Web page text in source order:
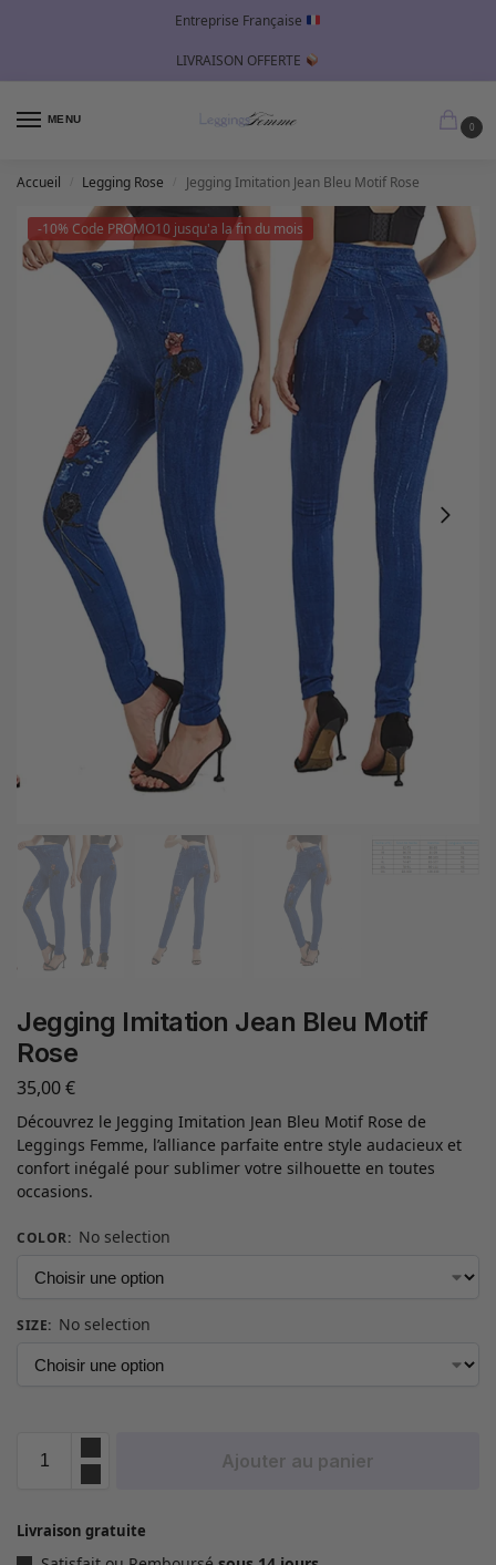
Entreprise Française
LIVRAISON OFFERTE
MENU
0
Accueil Legging Rose Jegging Imitation Jean Bleu Motif Rose
-10% Code PROMO10 jusqu'a la fin du mois
Jegging Imitation Jean Bleu Motif
Rose
35,00€
Découvrez le Jegging Imitation Jean Bleu Motif Rose de
Leggings Femme, l’alliance parfaite entre style audacieux et
confort inégalé pour sublimer votre silhouette en toutes
occasions.
COLOR: No selection
SIZE: No selection
Ajouter au panier
Livraison gratuite